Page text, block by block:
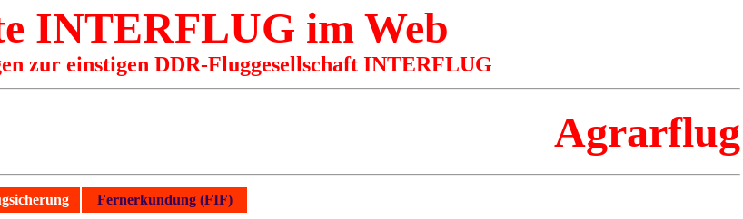
INTERFLUG im Web
zur einstigen DDR-Fluggesellschaft INTERFLUG
Agrarflug
Fernerkundung (FIF)